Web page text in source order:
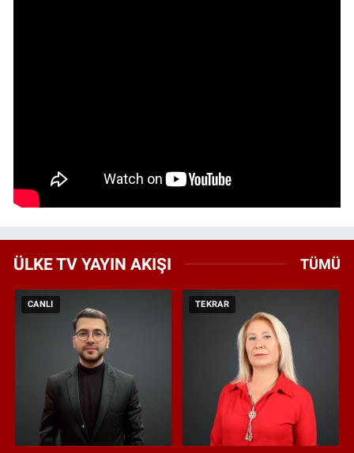
ÜLKE TV YAYIN AKIŞI TÜMÜ
CANLI TEKRAR